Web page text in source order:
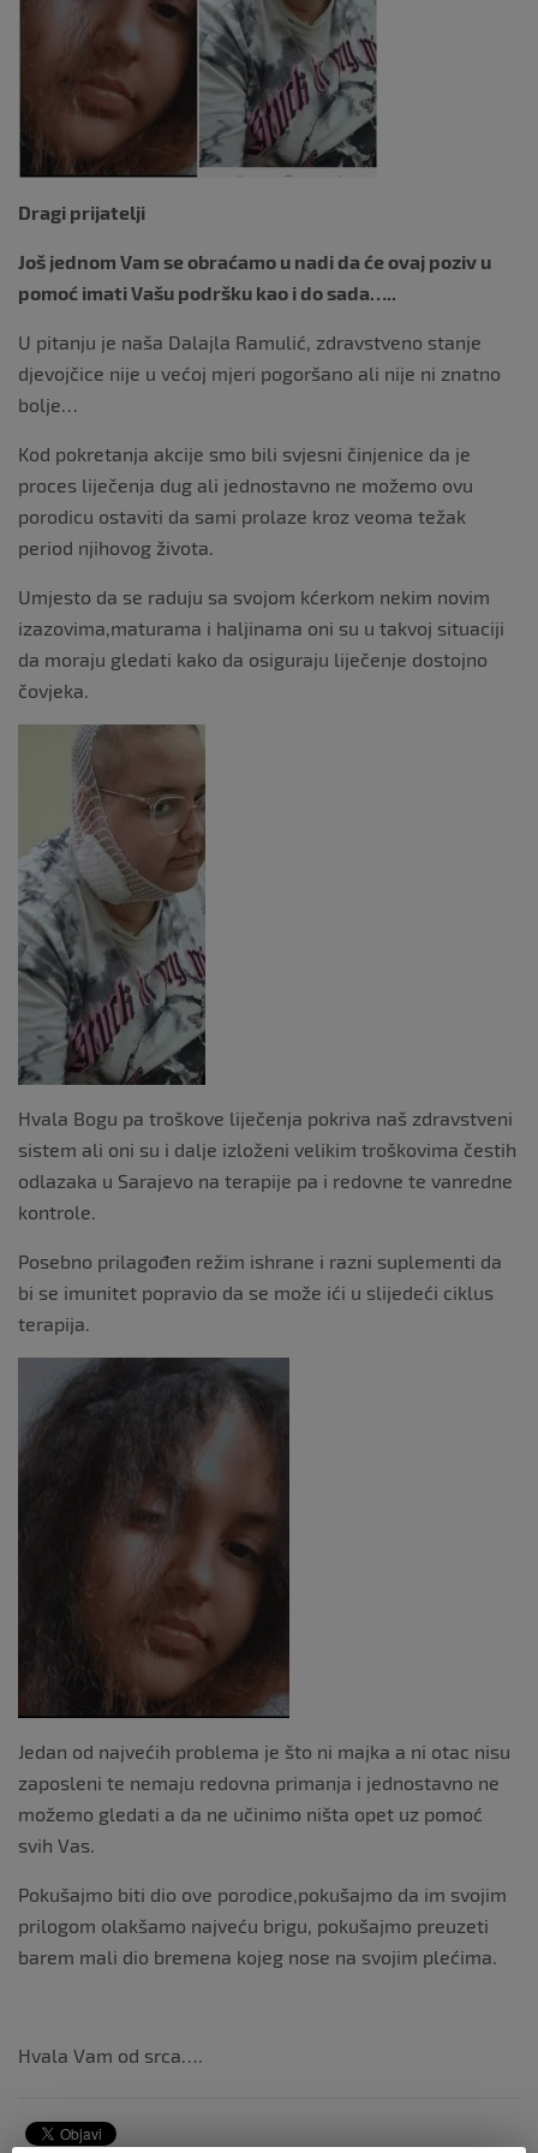
Dragi prijatelji
Još jednom Vam se obraćamo u nadi da će ovaj poziv u
pomoć imati Vašu podršku kao i do sada…..
U pitanju je naša Dalajla Ramulić, zdravstveno stanje
djevojčice nije u većoj mjeri pogoršano ali nije ni znatno
bolje…
Kod pokretanja akcije smo bili svjesni činjenice da je
proces liječenja dug ali jednostavno ne možemo ovu
porodicu ostaviti da sami prolaze kroz veoma težak
period njihovog života.
Umjesto da se raduju sa svojom kćerkom nekim novim
izazovima,maturama i haljinama oni su u takvoj situaciji
da moraju gledati kako da osiguraju liječenje dostojno
čovjeka.
Hvala Bogu pa troškove liječenja pokriva naš zdravstveni
sistem ali oni su i dalje izloženi velikim troškovima čestih
odlazaka u Sarajevo na terapije pa i redovne te vanredne
kontrole.
Posebno prilagođen režim ishrane i razni suplementi da
bi se imunitet popravio da se može ići u slijedeći ciklus
terapija.
Jedan od najvećih problema je što ni majka a ni otac nisu
zaposleni te nemaju redovna primanja i jednostavno ne
možemo gledati a da ne učinimo ništa opet uz pomoć
svih Vas.
Pokušajmo biti dio ove porodice,pokušajmo da im svojim
prilogom olakšamo najveću brigu, pokušajmo preuzeti
barem mali dio bremena kojeg nose na svojim plećima.
Hvala Vam od srca….